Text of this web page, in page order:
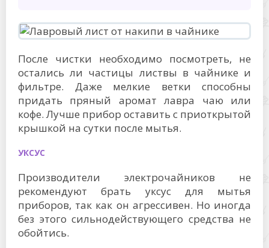
После чистки необходимо посмотреть, не
остались ли частицы листвы в чайнике и
фильтре. Даже мелкие ветки способны
придать пряный аромат лавра чаю или
кофе. Лучше прибор оставить с приоткрытой
крышкой на сутки после мытья.
УКСУС
Производители электрочайников не
рекомендуют брать уксус для мытья
приборов, так как он агрессивен. Но иногда
без этого сильнодействующего средства не
обойтись.